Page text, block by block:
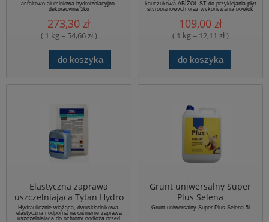
asfaltowo-aluminiowa hydroizolacyjno-
dekoracyjna 5kg
273,30 zł
( 1 kg = 54,66 zł )
do koszyka
kauczukowa ABIZOL ST do przyklejania płyt
styropianowych oraz wykonywania powłok
109,00 zł
( 1 kg = 12,11 zł )
do koszyka
Elastyczna zaprawa
uszczelniająca Tytan Hydro
2K
Hydraulicznie wiążąca, dwuskładnikowa,
elastyczna i odporna na ciśnienie zaprawa
uszczelniająca do ochrony podłoża przed
Grunt uniwersalny Super
Plus Selena
Grunt uniwersalny Super Plus Selena 5l